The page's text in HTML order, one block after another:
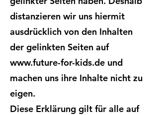
distanzieren wir uns hiermit
ausdrücklich von den Inhalten
der gelinkten Seiten auf
www.future-for-kids.de und
machen uns ihre Inhalte nicht zu
eigen.
Diese Erklärung gilt für alle auf